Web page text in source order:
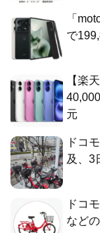
「
で
【楽
元
ドコ
及、3
ドコ
など